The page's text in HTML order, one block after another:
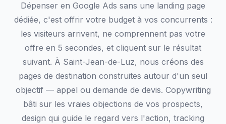
Dépenser en Google Ads sans une landing page
dédiée, c'est offrir votre budget à vos concurrents :
les visiteurs arrivent, ne comprennent pas votre
offre en 5 secondes, et cliquent sur le résultat
suivant. À Saint-Jean-de-Luz, nous créons des
pages de destination construites autour d'un seul
objectif — appel ou demande de devis. Copywriting
bâti sur les vraies objections de vos prospects,
design qui guide le regard vers l'action, tracking